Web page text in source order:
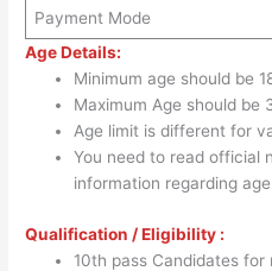
Payment Mode
Age Details:
Minimum age should be
Maximum Age should be
Age limit is different for
You need to read official
information regarding
Qualification / Eligibility :
10th pass Candidates for